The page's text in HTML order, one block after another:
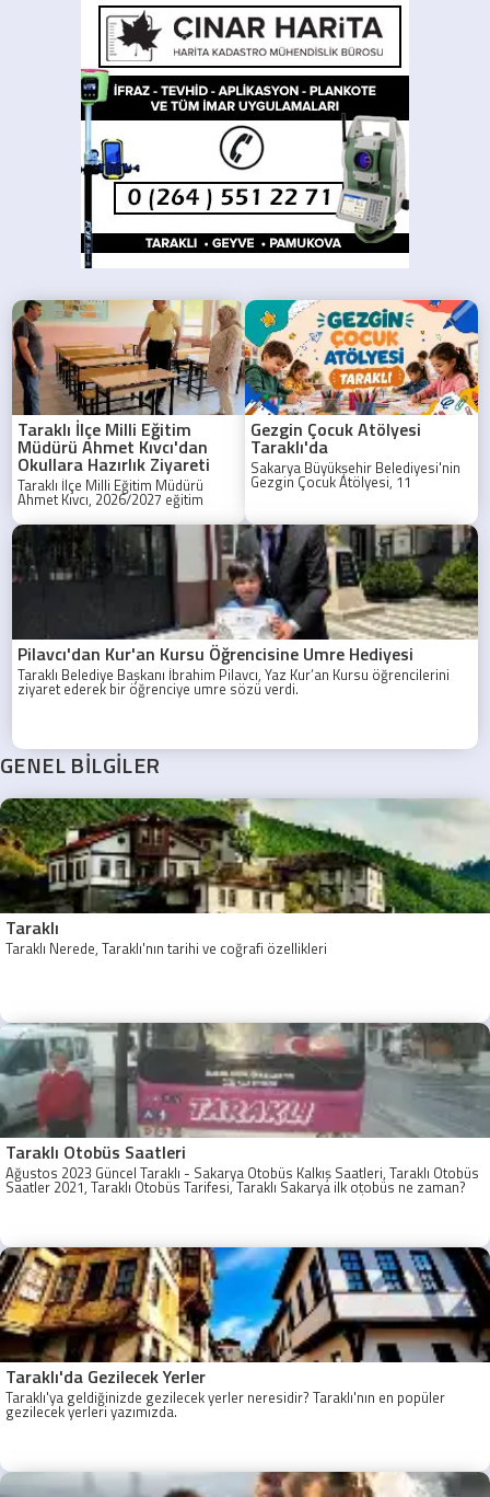
Taraklı İlçe Milli Eğitim
Müdürü Ahmet Kıvcı'dan
Okullara Hazırlık Ziyareti
Taraklı İlçe Milli Eğitim Müdürü
Ahmet Kıvcı, 2026/2027 eğitim
öğretim yılı hazırlıkları kapsamında
okulları ziyaret etti.
Gezgin Çocuk Atölyesi
Taraklı'da
Sakarya Büyükşehir Belediyesi'nin
Gezgin Çocuk Atölyesi, 11
Ağustos'ta Taraklı'da çocuklarla
Pilavcı'dan Kur'an Kursu Öğrencisine Umre Hediyesi
Taraklı Belediye Başkanı İbrahim Pilavcı, Yaz Kur’an Kursu öğrencilerini
ziyaret ederek bir öğrenciye umre sözü verdi.
GENEL BİLGİLER
Taraklı
Taraklı Nerede, Taraklı'nın tarihi ve coğrafi özellikleri
Taraklı Otobüs Saatleri
Ağustos 2023 Güncel Taraklı - Sakarya Otobüs Kalkış Saatleri, Taraklı Otobüs
Saatler 2021, Taraklı Otobüs Tarifesi, Taraklı Sakarya ilk otobüs ne zaman?
Taraklı - Sakarya Son Otobüs Ne zaman? Sakarya Taraklı İlk Otobüs Ne
Taraklı'da Gezilecek Yerler
Taraklı'ya geldiğinizde gezilecek yerler neresidir? Taraklı'nın en popüler
gezilecek yerleri yazımızda.